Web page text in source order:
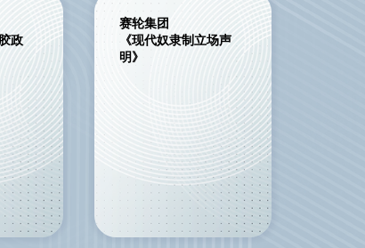
政
赛轮集团
《现代奴隶制立场声
明》